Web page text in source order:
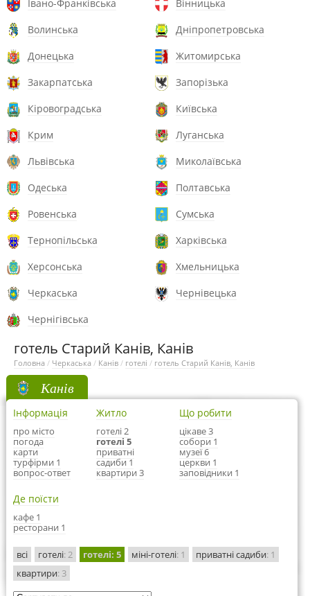
Івано-Франківська
Вінницька
Волинська
Дніпропетровська
Донецька
Житомирська
Закарпатська
Запорізька
Кіровоградська
Київська
Крим
Луганська
Львівська
Миколаївська
Одеська
Полтавська
Ровенська
Сумська
Тернопільська
Харківська
Херсонська
Хмельницька
Черкаська
Чернівецька
Чернігівська
готель Старий Канів, Канів
Головна / Черкаська / Канів / готелі / готель Старий Канів, Канів
Канів
Інформація
про місто
погода
карти
турфірми 1
вопрос-ответ
Житло
готелі 2
готелі 5
приватні
садиби 1
квартири 3
Що робити
цікаве 3
собори 1
музеї 6
церкви 1
заповідники 1
Де поїсти
кафе 1
ресторани 1
всі готелі: 2 готелі: 5 міні-готелі: 1 приватні садиби: 1
квартири: 3